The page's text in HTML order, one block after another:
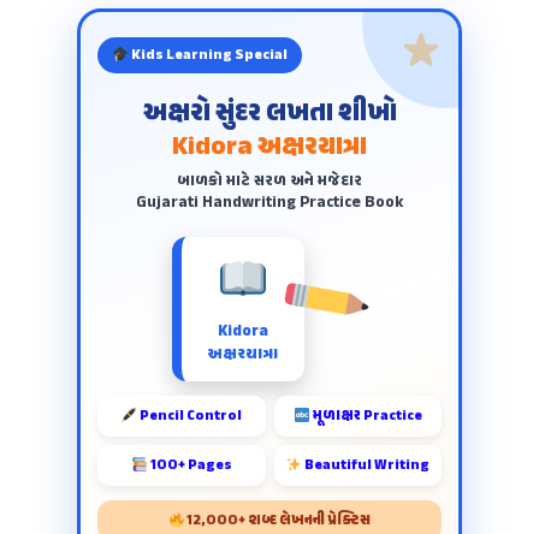
Kids Learning Special
અક્ષરો સુંદર લખતા શીખો
Kidora અક્ષરયાત્રા
બાળકો માટે સરળ અને મજેદાર
Gujarati Handwriting Practice Book
Kidora
અક્ષરયાત્રા
Pencil Control મૂળાક્ષર Practice
100+ Pages Beautiful Writing
12,000+ શબ્દ લેખનની પ્રેક્ટિસ